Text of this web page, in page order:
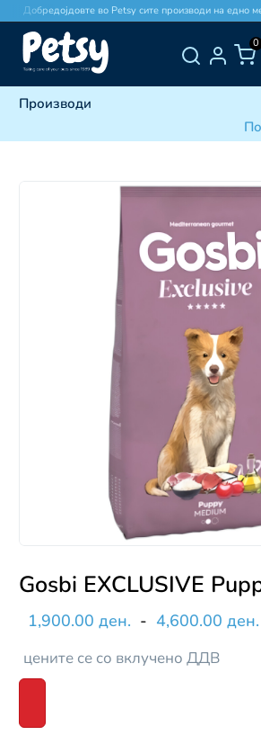
Добредојдовте во Petsy сите производи на едно
0
Производи
Gosbi EXCLUSIVE
1,900.00 ден. - 4,600.00 ден.
цените се со вклучено ДДВ